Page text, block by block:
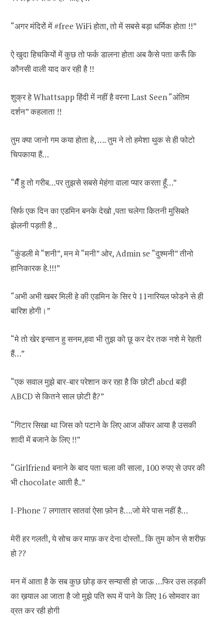
“अगर मंदिरों में ‪#‎free WiFi होता, तो में सबसे बड़ा धर्मिक होता !!”
ऐ खुदा हिचकियों में कुछ तो फर्क डालना होता अब कैसे पता करूँ कि
कौनसी वाली याद कर रही है !!
शुक्र हे Whattsapp हिंदी में नहीं है वरना Last Seen “अंतिम
दर्शन” कहलाता !!
तुम क्या जानो गम कया होता हे, …. तुम ने तो हमेशा थुक से ही फोटो
चिपकाया हैं…
“मैँ हु तो गरीब…पर तुझसे सबसे मेहंगा वाला प्यार करता हूँ…”
सिर्फ एक दिन का एडमिन बनके देखो ,पता चलेगा कितनी मुसिबते
झेलनी पड़ती है ..
“कुंडली मे “शनी”, मन मे “मनी” ओर, Admin se “दुश्मनी” तीनो
हानिकारक हे.!!!”
“अभी अभी खबर मिली हे की एडमिन के सिर पे 11नारियल फाेडने से ही
बारिश होगी।”
“मे तो खेर इन्सान हु सनम,हवा भी तुझ को छू कर देर तक नशे मे रेहती
हैं…”
“एक सवाल मुझे बार-बार परेशान कर रहा है कि छोटी abcd बड़ी
ABCD से कितने साल छोटी है?”
“गिटार सिखा था जिस को पटाने के लिए आज ऑफर आया है उसकी
शादी में बजाने के लिए !!”
“Girlfriend बनाने के बाद पता चला की साला, 100 रुपए से उपर की
भी chocolate आती है..”
I-Phone 7 लगातार सातवां ऐसा फ़ोन है….जो मेरे पास नहीं है…
मेरी हर गलती, ये सोच कर माफ़ कर देना दोस्तों.. कि तुम कोन से शरीफ़
हो ??
मन में आता है के सब कुछ छोड़ कर सन्यासी हो जाऊ …फिर उस लड़की
का ख़याल आ जाता है जो मुझे पति रूप में पाने के लिए 16 सोमवार का
व्रत कर रही होगी